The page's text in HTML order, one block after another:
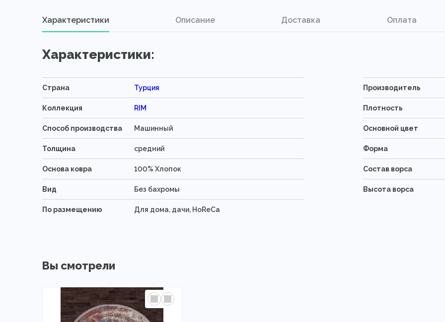
Характеристики Описание Доставка Оплата
Характеристики:
Страна Турция Производитель
Коллекция RIM Плотность
Способ производства Машинный Основной цвет
Толщина средний Форма
Основа ковра 100% Хлопок Состав ворса
Вид Без бахромы Высота ворса
По размещению Для дома, дачи, HoReCa
Вы смотрели